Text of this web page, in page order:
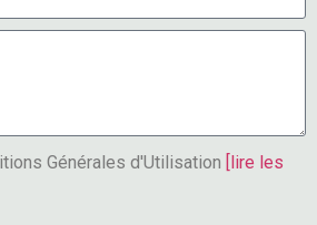
Générales d'Utilisation [lire les